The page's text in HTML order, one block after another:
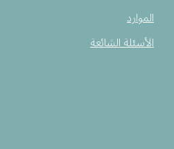
الموارد
الأسئلة الشائعة